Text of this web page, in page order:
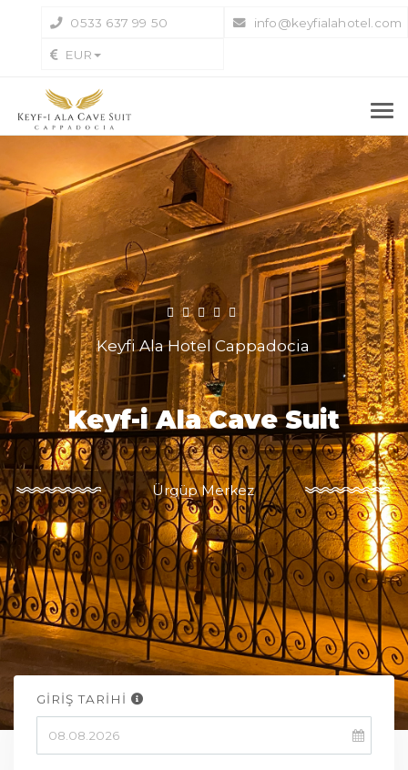
0533 637 99 50 info@keyfialahotel.com
EUR
Keyf-i Ala Cave Suit
Ürgüp Merkez
Keyfi Ala Hotel Cappadocia
GİRİŞ TARİHİ